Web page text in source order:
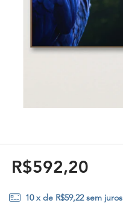
R$592,20
10 x de R$59,22 sem juros